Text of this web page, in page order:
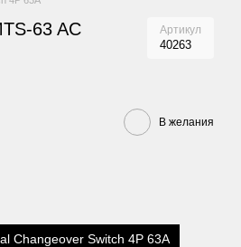
63 AC
Артикул
40263
В желания
Changeover Switch 4P 63A